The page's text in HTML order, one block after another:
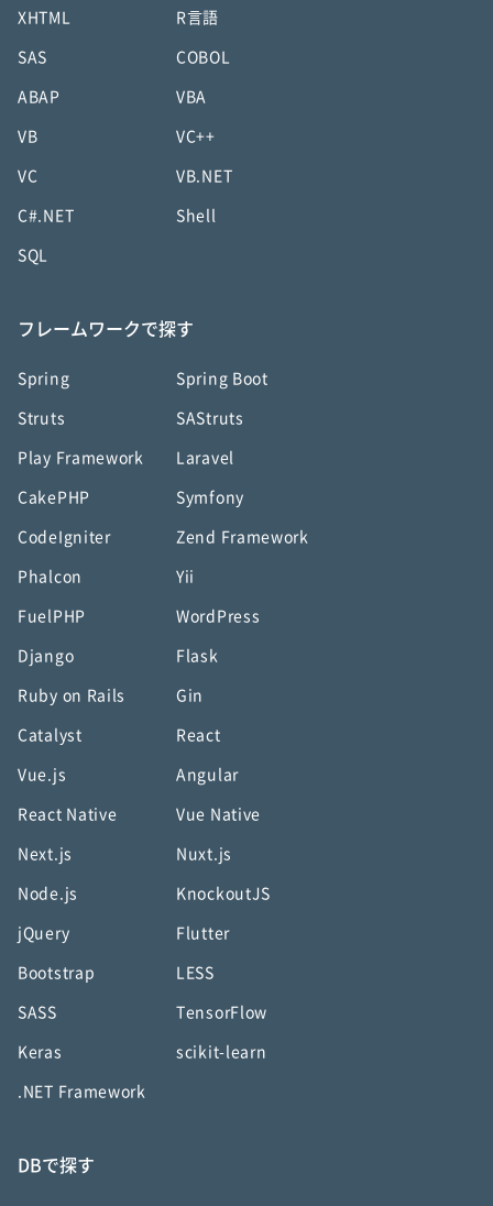
XHTML R言語
SAS COBOL
ABAP VBA
VB VC++
VC VB.NET
C#.NET Shell
SQL
フレームワークで探す
Spring Spring Boot
Struts SAStruts
Play Framework Laravel
CakePHP Symfony
CodeIgniter Zend Framework
Phalcon Yii
FuelPHP WordPress
Django Flask
Ruby on Rails Gin
Catalyst React
Vue.js Angular
React Native Vue Native
Next.js Nuxt.js
Node.js KnockoutJS
jQuery Flutter
Bootstrap LESS
SASS TensorFlow
Keras scikit-learn
.NET Framework
DBで探す